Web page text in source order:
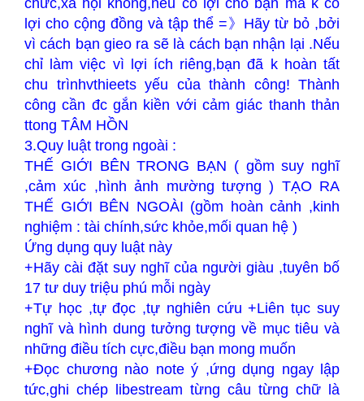
chức,xã hội không,nếu có lợi cho bạn mà k có
lợi cho cộng đồng và tập thể =》Hãy từ bỏ ,bởi
vì cách bạn gieo ra sẽ là cách bạn nhận lại .Nếu
chỉ làm việc vì lợi ích riêng,bạn đã k hoàn tất
chu trìnhvthieets yếu của thành công! Thành
công cần đc gắn kiền với cảm giác thanh thản
ttong TÂM HỒN
3.Quy luật trong ngoài :
THẾ GIỚI BÊN TRONG BẠN ( gồm suy nghĩ
,cảm xúc ,hình ảnh mường tượng ) TẠO RA
THẾ GIỚI BÊN NGOÀI (gồm hoàn cảnh ,kinh
nghiệm : tài chính,sức khỏe,mối quan hệ )
Ứng dụng quy luật này
+Hãy cài đặt suy nghĩ của người giàu ,tuyên bố
17 tư duy triệu phú mỗi ngày
+Tự học ,tự đọc ,tự nghiên cứu +Liên tục suy
nghĩ và hình dung tưởng tượng về mục tiêu và
những điều tích cực,điều bạn mong muốn
+Đọc chương nào note ý ,ứng dụng ngay lập
tức,ghi chép libestream từng câu từng chữ là